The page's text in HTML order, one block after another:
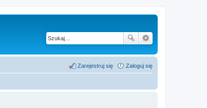
Zaloguj się
Zarejestruj się